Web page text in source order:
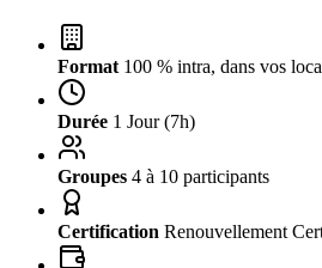
Format 100 % intra, dans vos
Durée 1 Jour (7h)
Groupes 4 à 10 participants
Certification Renouvellement